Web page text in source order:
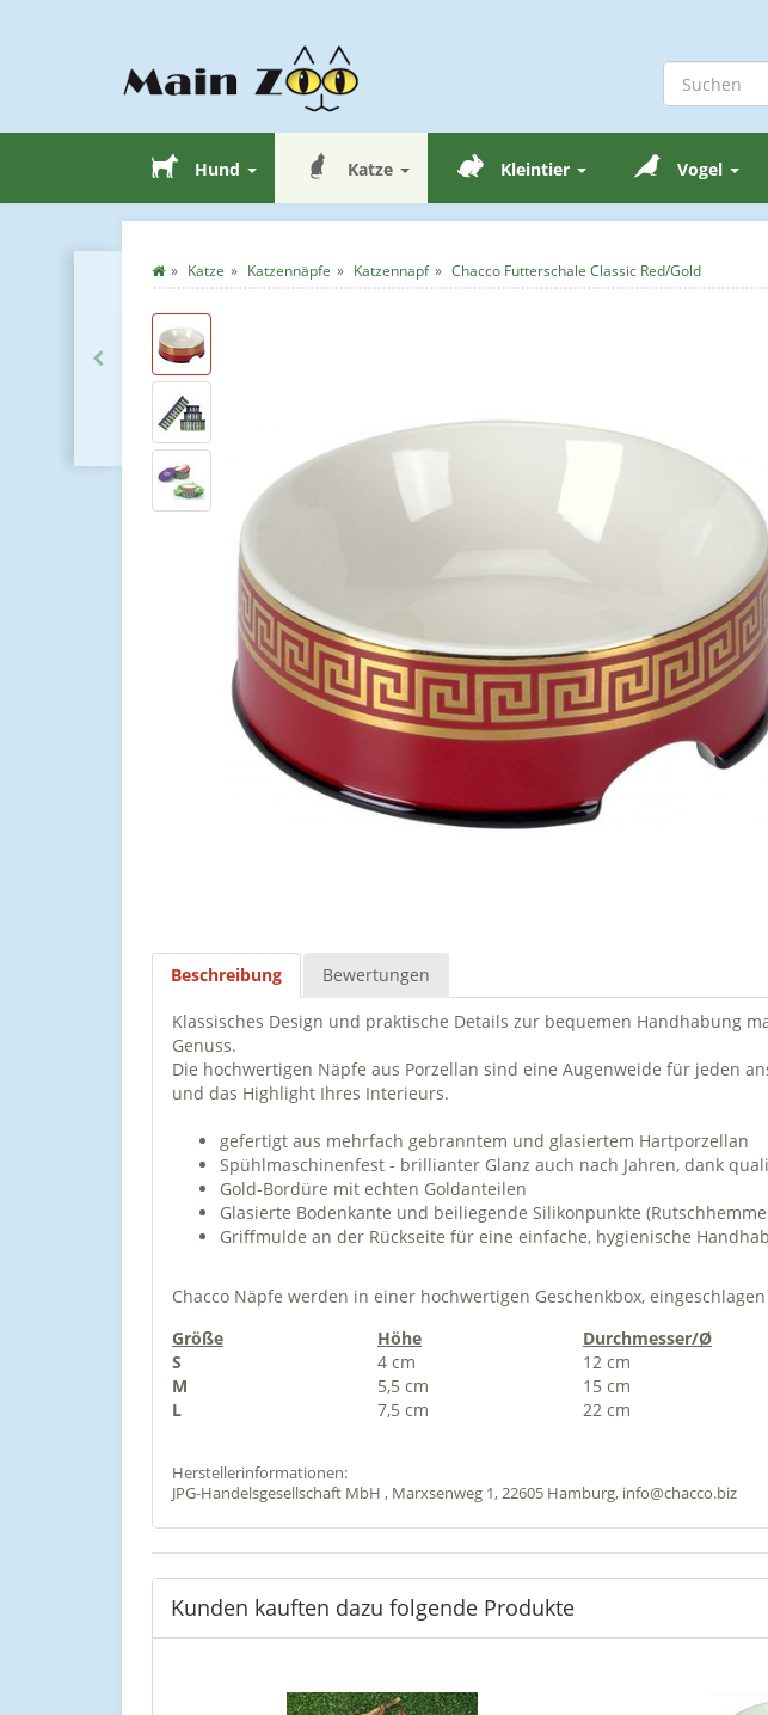
Hund Katze Kleintier Vogel
Katze Katzennäpfe Katzennapf Chacco Futterschale Classic Red/Gold
Beschreibung Bewertungen
Klassisches Design und praktische Details zur bequemen Handhabung
Genuss.
Die hochwertigen Näpfe aus Porzellan sind eine Augenweide für jeden
und das Highlight Ihres Interieurs.
gefertigt aus mehrfach gebranntem und glasiertem Hartporzellan
Spühlmaschinenfest - brillianter Glanz auch nach Jahren, dank
Gold-Bordüre mit echten Goldanteilen
Glasierte Bodenkante und beiliegende Silikonpunkte
Griffmulde an der Rückseite für eine einfache, hygienische
Chacco Näpfe werden in einer hochwertigen Geschenkbox,
Größe
Höhe Durchmesser/Ø
S
4 cm 12 cm
M
5,5 cm 15 cm
L
7,5 cm 22 cm
Herstellerinformationen:
JPG-Handelsgesellschaft MbH , Marxsenweg 1, 22605 Hamburg, info@chacco.biz
Kunden kauften dazu folgende Produkte